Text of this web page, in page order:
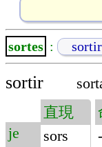
sortes : sortir
sortir
je
直現
sors